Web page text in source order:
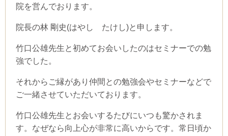
院を営んでおります。
院長の林 剛史(はやし たけし)と申します。
竹口公雄先生と初めてお会いしたのはセミナーでの勉
強でした。
それからご縁があり仲間との勉強会やセミナーなどで
ご一緒させていただいております。
竹口公雄先生とお会いするたびにいつも驚かされま
す。なぜなら向上心が非常に高いからです。常日頃か